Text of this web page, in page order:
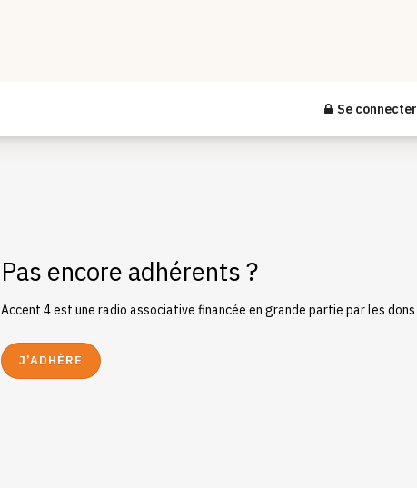
Se connecter
Pas encore adhérents ?
Accent 4 est une radio associative financée en grande partie par les
J’ADHÈRE